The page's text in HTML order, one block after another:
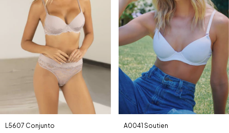
L5607 Conjunto A0041 Soutien